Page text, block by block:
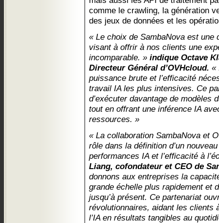
comme le crawling, la génération
des jeux de données et les
« Le choix de SambaNova est une
visant à offrir à nos clients une
incomparable. » indique Octave
Directeur Général d’OVHcloud. «
puissance brute et l’efficacité
travail IA les plus intensives. Ce
d’exécuter davantage de modèles
tout en offrant une inférence IA
ressources. »
« La collaboration SambaNova et
rôle dans la définition d’un
performances IA et l’efficacité à
Liang, cofondateur et CEO de
donnons aux entreprises la
grande échelle plus rapidement et
jusqu’à présent. Ce partenariat
révolutionnaires, aidant les clients
l’IA en résultats tangibles au